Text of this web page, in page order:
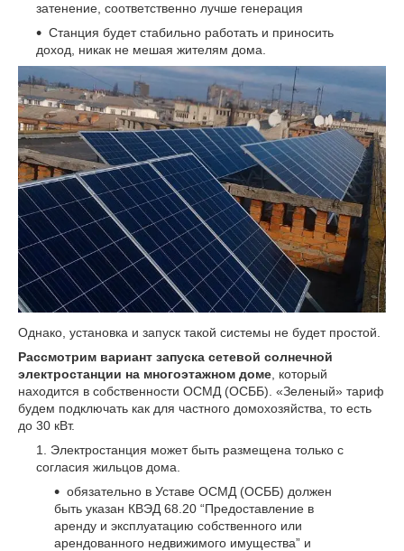
затенение, соответственно лучше генерация
Станция будет стабильно работать и приносить
доход, никак не мешая жителям дома.
Однако, установка и запуск такой системы не будет простой.
Рассмотрим вариант запуска сетевой солнечной
электростанции на многоэтажном доме , который
находится в собственности ОСМД (ОСББ). «Зеленый» тариф
будем подключать как для частного домохозяйства, то есть
до 30 кВт.
Электростанция может быть размещена только с
согласия жильцов дома.
обязательно в Уставе ОСМД (ОСББ) должен
быть указан КВЭД 68.20 “Предоставление в
аренду и эксплуатацию собственного или
арендованного недвижимого имущества” и